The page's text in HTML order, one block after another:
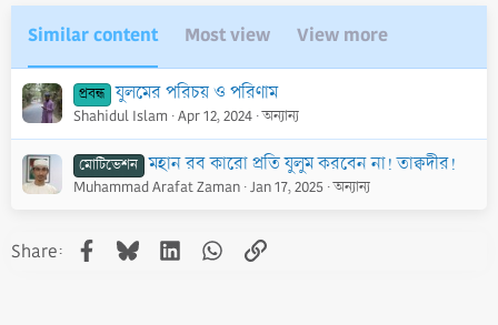
Similar content Most view View more
প্রবন্ধ যুলমের পরিচয় ও পরিণাম
Shahidul Islam Apr 12, 2024 অন্যান্য
মোটিভেশন মহান রব কারো প্রতি যুলুম করবেন না! তাক্বদীর!
Muhammad Arafat Zaman Jan 17, 2025 অন্যান্য
Share: Facebook
BlueskyLinkedInWhatsApp
Link